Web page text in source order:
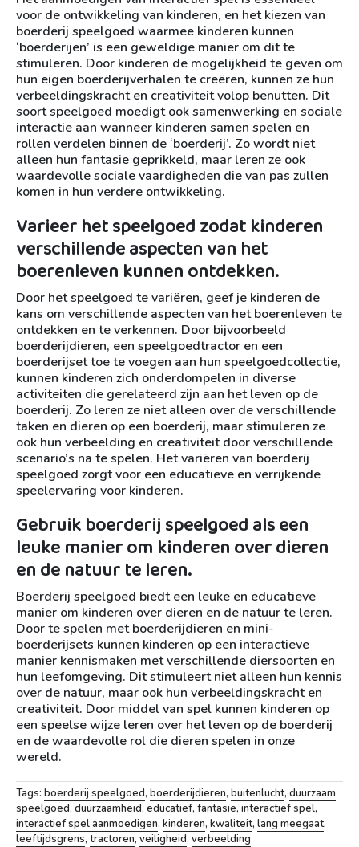
voor de ontwikkeling van kinderen, en het kiezen van
boerderij speelgoed waarmee kinderen kunnen
‘boerderijen’ is een geweldige manier om dit te
stimuleren. Door kinderen de mogelijkheid te geven om
hun eigen boerderijverhalen te creëren, kunnen ze hun
verbeeldingskracht en creativiteit volop benutten. Dit
soort speelgoed moedigt ook samenwerking en sociale
interactie aan wanneer kinderen samen spelen en
rollen verdelen binnen de ‘boerderij’. Zo wordt niet
alleen hun fantasie geprikkeld, maar leren ze ook
waardevolle sociale vaardigheden die van pas zullen
komen in hun verdere ontwikkeling.
Varieer het speelgoed zodat kinderen
verschillende aspecten van het
boerenleven kunnen ontdekken.
Door het speelgoed te variëren, geef je kinderen de
kans om verschillende aspecten van het boerenleven te
ontdekken en te verkennen. Door bijvoorbeeld
boerderijdieren, een speelgoedtractor en een
boerderijset toe te voegen aan hun speelgoedcollectie,
kunnen kinderen zich onderdompelen in diverse
activiteiten die gerelateerd zijn aan het leven op de
boerderij. Zo leren ze niet alleen over de verschillende
taken en dieren op een boerderij, maar stimuleren ze
ook hun verbeelding en creativiteit door verschillende
scenario’s na te spelen. Het variëren van boerderij
speelgoed zorgt voor een educatieve en verrijkende
speelervaring voor kinderen.
Gebruik boerderij speelgoed als een
leuke manier om kinderen over dieren
en de natuur te leren.
Boerderij speelgoed biedt een leuke en educatieve
manier om kinderen over dieren en de natuur te leren.
Door te spelen met boerderijdieren en mini-
boerderijsets kunnen kinderen op een interactieve
manier kennismaken met verschillende diersoorten en
hun leefomgeving. Dit stimuleert niet alleen hun kennis
over de natuur, maar ook hun verbeeldingskracht en
creativiteit. Door middel van spel kunnen kinderen op
een speelse wijze leren over het leven op de boerderij
en de waardevolle rol die dieren spelen in onze
wereld.
Tags: boerderij speelgoed, boerderijdieren, buitenlucht, duurzaam
speelgoed, duurzaamheid, educatief, fantasie, interactief spel,
interactief spel aanmoedigen, kinderen, kwaliteit, lang meegaat,
leeftijdsgrens, tractoren, veiligheid, verbeelding